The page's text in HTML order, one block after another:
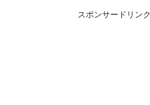
スポンサードリンク